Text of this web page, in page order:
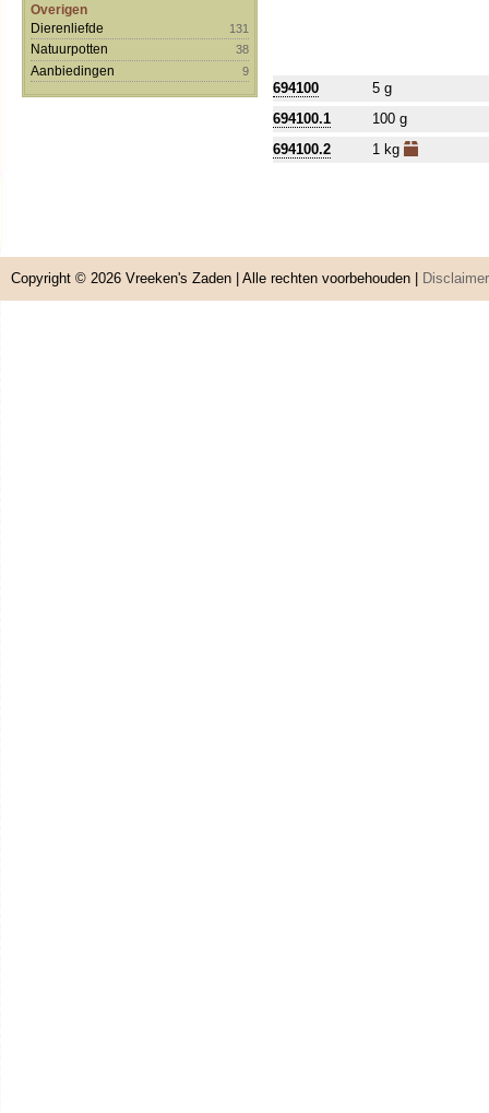
Overigen
Dierenliefde
131
Natuurpotten 38
Aanbiedingen 9
694100
5 g
694100.1
100 g
694100.2
1 kg
Copyright © 2026 Vreeken's Zaden | Alle rechten voorbehouden | Disclaimer